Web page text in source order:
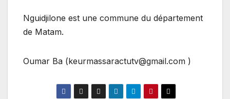
Nguidjilone est une commune du département
de Matam.
Oumar Ba (keurmassaractutv@gmail.com )